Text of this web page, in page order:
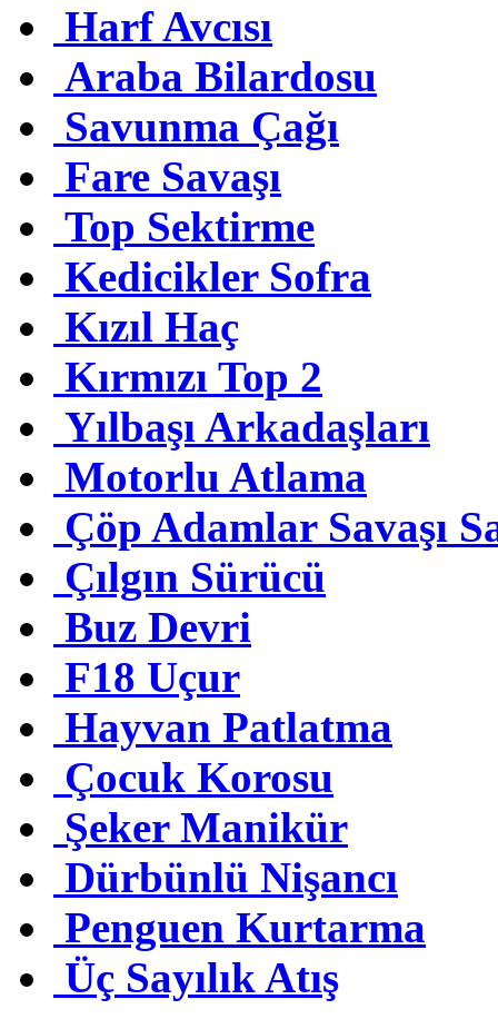
Harf Avcısı
Araba Bilardosu
Savunma Çağı
Fare Savaşı
Top Sektirme
Kedicikler Sofra
Kızıl Haç
Kırmızı Top 2
Yılbaşı Arkadaşları
Motorlu Atlama
Çöp Adamlar Savaşı
Çılgın Sürücü
Buz Devri
F18 Uçur
Hayvan Patlatma
Çocuk Korosu
Şeker Manikür
Dürbünlü Nişancı
Penguen Kurtarma
Üç Sayılık Atış